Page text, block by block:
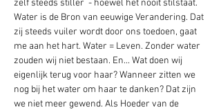
zelf steeds stiller  - hoewel het nooit stilstaat.
Water is de Bron van eeuwige Verandering. Dat
zij steeds vuiler wordt door ons toedoen, gaat
me aan het hart. Water = Leven. Zonder water
zouden wij niet bestaan. En... Wat doen wij
eigenlijk terug voor haar? Wanneer zitten we
nog bij het water om haar te danken? Dat zijn
we niet meer gewend. Als Hoeder van de